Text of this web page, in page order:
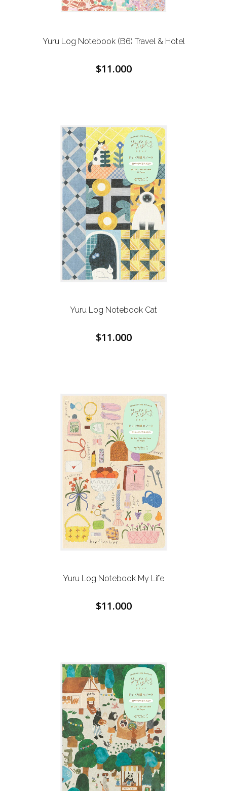
Yuru Log Notebook (B6) Travel & Hotel
$11.000
Yuru Log Notebook Cat
$11.000
Yuru Log Notebook My Life
$11.000